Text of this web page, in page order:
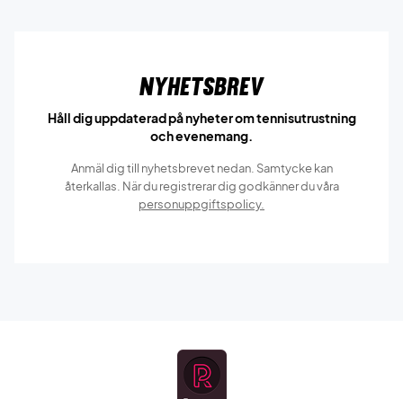
Nyhetsbrev
Håll dig uppdaterad på nyheter om tennisutrustning
och evenemang.
Anmäl dig till nyhetsbrevet nedan. Samtycke kan
återkallas. När du registrerar dig godkänner du våra
personuppgiftspolicy.